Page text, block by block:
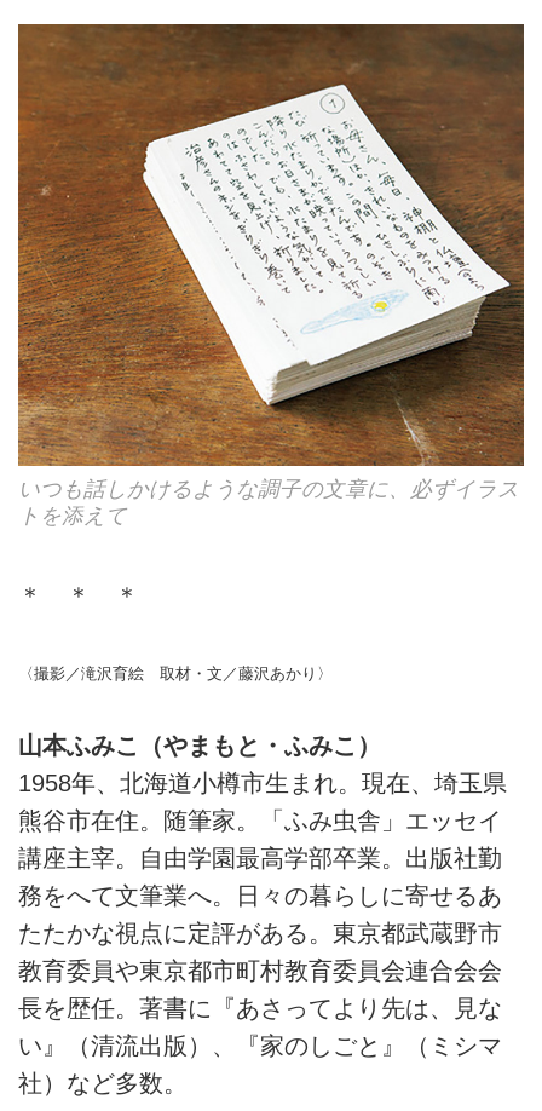
いつも話しかけるような調子の文章に、必ずイラス
トを添えて
＊ ＊ ＊
〈撮影／滝沢育絵 取材・文／藤沢あかり〉
山本ふみこ（やまもと・ふみこ）
1958年、北海道小樽市生まれ。現在、埼玉県
熊谷市在住。随筆家。「ふみ虫舎」エッセイ
講座主宰。自由学園最高学部卒業。出版社勤
務をへて文筆業へ。日々の暮らしに寄せるあ
たたかな視点に定評がある。東京都武蔵野市
教育委員や東京都市町村教育委員会連合会会
長を歴任。著書に『あさってより先は、見な
い』（清流出版）、『家のしごと』（ミシマ
社）など多数。